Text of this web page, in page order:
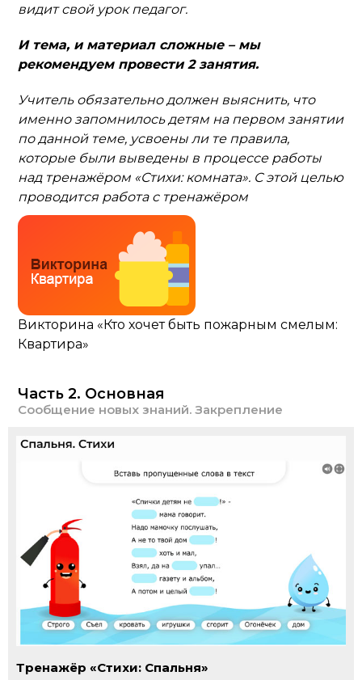
видит свой урок педагог.
И тема, и материал сложные – мы
рекомендуем провести 2 занятия.
Учитель обязательно должен выяснить, что
именно запомнилось детям на первом занятии
по данной теме, усвоены ли те правила,
которые были выведены в процессе работы
над тренажёром «Стихи: комната». С этой целью
проводится работа с тренажёром
Викторина «Кто хочет быть пожарным смелым:
Квартира»
Часть 2. Основная
Сообщение новых знаний. Закрепление
Тренажёр «Стихи: Спальня»